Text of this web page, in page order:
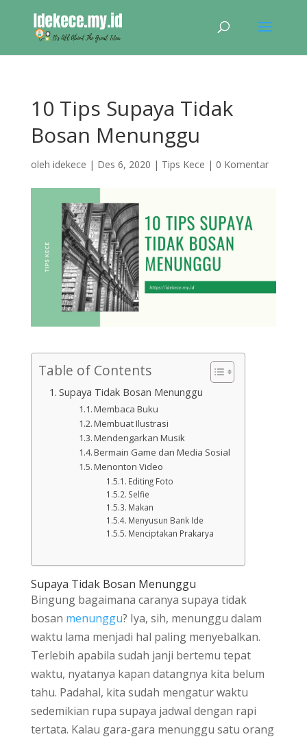
10 Tips Supaya Tidak
Bosan Menunggu
oleh idekece | Des 6, 2020 | Tips Kece | 0 Komentar
Table of Contents
Supaya Tidak Bosan Menunggu
Membaca Buku
Membuat Ilustrasi
Mendengarkan Musik
Bermain Game dan Media Sosial
Menonton Video
Editing Foto
Selfie
Makan
Menyusun Bank Ide
Menciptakan Prakarya
Supaya Tidak Bosan Menunggu
Bingung bagaimana caranya supaya tidak
bosan menunggu? Iya, sih, menunggu dalam
waktu lama menjadi hal paling menyebalkan.
Terlebih apabila sudah janji bertemu tepat
waktu, nyatanya kapan datangnya kita belum
tahu. Padahal, kita sudah mengatur waktu
sedemikian rupa supaya jadwal dengan rapi
tertata. Kalau gara-gara menunggu satu orang